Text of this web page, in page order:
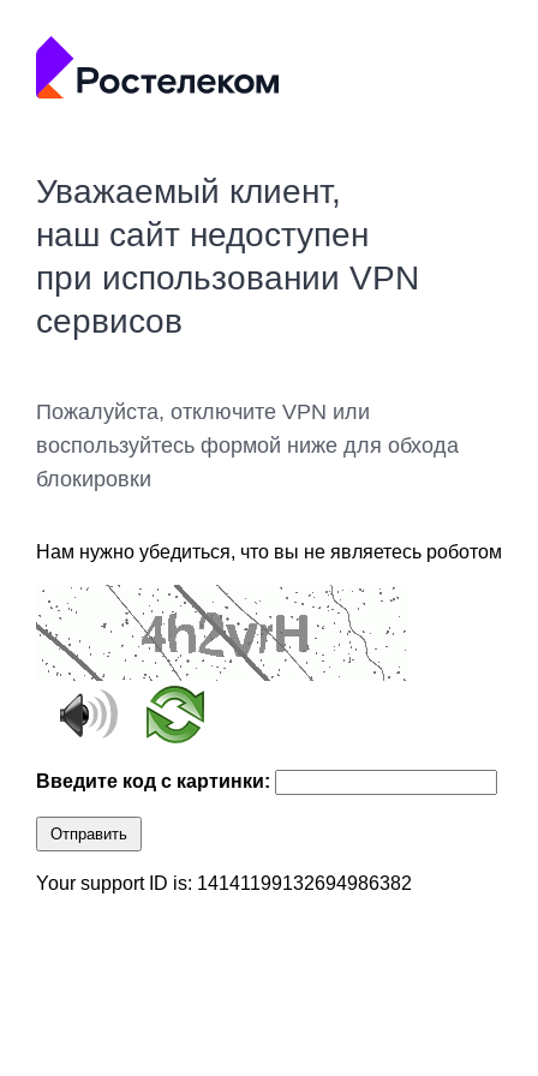
Уважаемый клиент,
наш сайт недоступен
при использовании VPN
сервисов
Пожалуйста, отключите VPN или
воспользуйтесь формой ниже для обхода
блокировки
Нам нужно убедиться, что вы не являетесь роботом
Введите код с картинки:
Отправить
Your support ID is: 14141199132694986382